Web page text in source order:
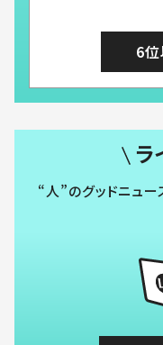
6位
ラ
“人”のグッドニュー